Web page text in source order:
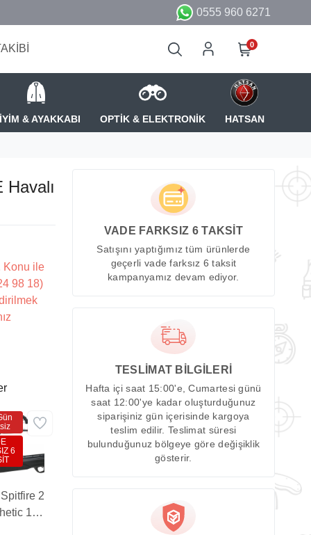
0555 960 6271
0
& AYAKKABI OPTİK & ELEKTRONİK HATSAN
Konu ile
98 18)
2
10-
6
VADE FARKSIZ 6 TAKSİT
Satışını yaptığımız tüm ürünlerde
geçerli vade farksız 6 taksit
kampanyamız devam ediyor.
TESLİMAT BİLGİLERİ
Hafta içi saat 15:00'e, Cumartesi günü
saat 12:00'ye kadar oluşturduğunuz
siparişiniz gün içerisinde kargoya
teslim edilir. Teslimat süresi
bulunduğunuz bölgeye göre değişiklik
gösterir.